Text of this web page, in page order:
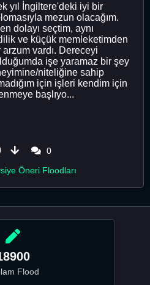
yıl İngiltere'deki iyi bir
mezun olacağım.
dolayı seçtim, aynı
ve küçük memleketimden
vardı. Dereceyi
işe yaramaz bir şey
niteliğine sahip
için işleri kendim için
başlıyo...
0
Öneri Floodları
Flood